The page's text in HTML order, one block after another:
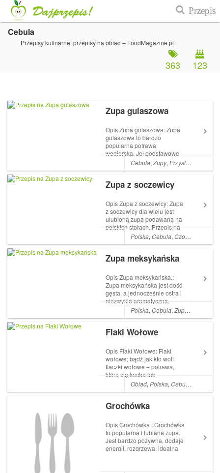
Cebula
Przepisy kulinarne, przepisy na obiad – FoodMagazine.pl
123
363
Zupa gulaszowa
Opis Zupa gulaszowa: Zupa
gulaszowa to bardzo
popularna potrawa
węgierska. Jej podstawowe
składniki to zwykle mięso,
cebula i papryka. Można ją
doprawiać, może być ostra
lub łagodna w smaku, z
dodatkiem grzybów lub bez.
W każdej ...
Cebula,Zupy,Przystawki
Zupa z soczewicy
Opis Zupa z soczewicy: Zupa
z soczewicy dla wielu jest
ulubioną zupą podawaną na
polskich stołach. Przepis na
zupę z soczewicy jest prosty,
a poza tym smakuje
Pamiętaj, że dziecko również
się nią zajada, co wcale nie
okazu...
Polska,Cebula,Czosnek
Zupa meksykańska
Opis Zupa meksykańska.:
Zupa meksykańska jest dość
gęsta, a jednocześnie ostra i
niezwykle aromatyczna.
Delektują się nią osoby nie
przepadające jednak za
smakami. Osoby tworzące
przewidują bulionówki w...
Polska,Cebula,Zupy ,
Flaki Wołowe
Opis Flaki Wołowe: Flaki
wołowe; bądź jak kto woli
flaczki wołowe – potrawa,
którą się kocha lub
nienawidzi. Trzeba bowiem
sobie jasno powiedzieć, że
lub przedżołądki wołowe,
Potrawa ma tyle s...
Obiad,Polska,Cebula ,
Grochówka
Opis Grochówka : Grochówka
to popularna i lubiana zupa.
Jest bardzo pożywna, dodaje
energii, rozgrzewa, idealna